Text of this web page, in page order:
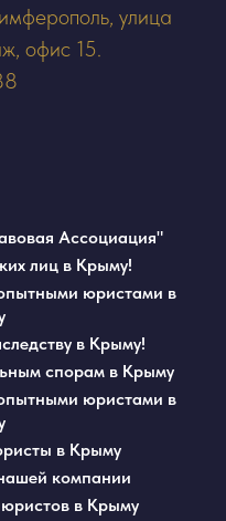
улица
офис 15.
Ассоциация"
лиц в Крыму!
юристами в
в Крыму!
спорам в Крыму
юристами в
в Крыму
компании
в Крыму